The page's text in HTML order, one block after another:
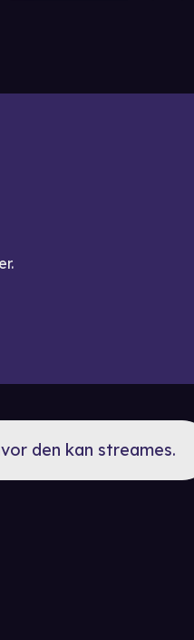
den kan streames.